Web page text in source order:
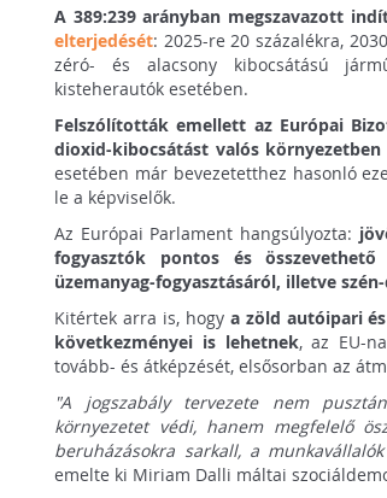
A 389:239 arányban megszavazott
elterjedését: 2025-re 20 százalékra,
zéró- és alacsony kibocsátású
kisteherautók esetében.
Felszólították emellett az Európai
dioxid-kibocsátást valós
esetében már bevezetetthez hasonló
le a képviselők.
Az Európai Parlament hangsúlyozta:
fogyasztók pontos és
üzemanyag-fogyasztásáról, illetve
Kitértek arra is, hogy a zöld autóipari
következményei is lehetnek, az EU-
tovább- és átképzését, elsősorban az
"A jogszabály tervezete nem
környezetet védi, hanem megfelelő
beruházásokra sarkall, a
emelte ki Miriam Dalli máltai